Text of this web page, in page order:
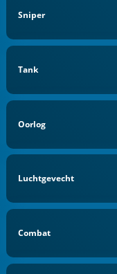
Sniper
Tank
Oorlog
Luchtgevecht
Combat